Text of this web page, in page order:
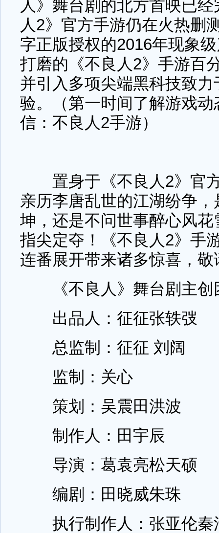
人》舞台剧的北方首映已
人2》官方手游仍在火热删
字正版授权的2016年现象
打磨的《不良人2》手游百
并引入多项尖端黑科技致
验。（第一时间了解游戏
信：不良人2手游）
置身于《不良人2》官方
亲历李唐乱世的江湖纷争
坤，还是不问世事醉心风
指尖定夺！《不良人2》手
连番展开带来诸多惊喜，敬
《不良人》舞台剧主创
出品人：征征张轶弢
总监制：征征 刘阔
监制：关心
策划：吴震田洪波
制作人：田宇辰
导演：葛袁亮松天硕
编剧：田晓威朱珠
执行制作人：张亚伦秦